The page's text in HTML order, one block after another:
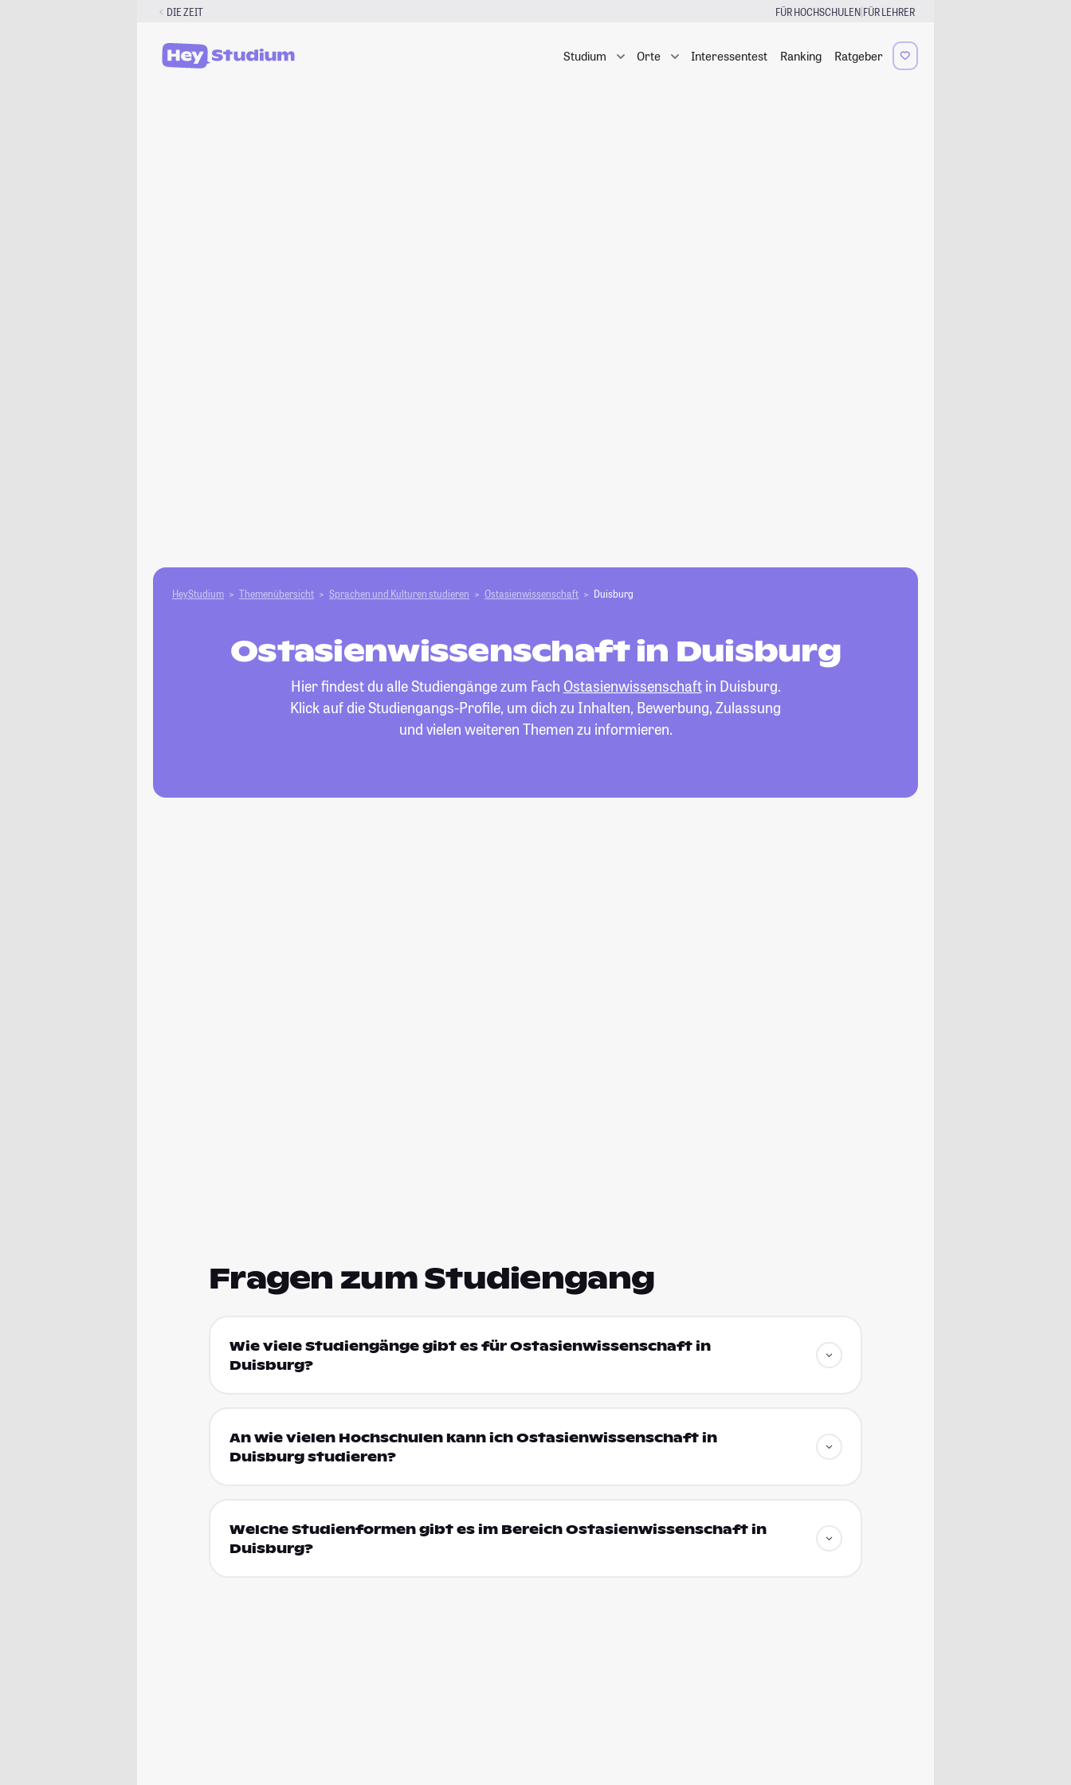
DIE ZEIT FÜR HOCHSCHULEN|FÜR LEHRER
Studium Orte Interessentest Ranking Ratgeber
HeyStudium Themenübersicht Sprachen und Kulturen studieren Ostasienwissenschaft Duisburg
Ostasienwissenschaft in Duisburg
Hier findest du alle Studiengänge zum Fach Ostasienwissenschaftin Duisburg.
Klick auf die Studiengangs-Profile, um dich zu Inhalten, Bewerbung, Zulassung
und vielen weiteren Themen zu informieren.
Fragen zum Studiengang
Wie viele Studiengänge gibt es für Ostasienwissenschaft in
Duisburg?
An wie vielen Hochschulen kann ich Ostasienwissenschaft in
Duisburg studieren?
Welche Studienformen gibt es im Bereich Ostasienwissenschaft in
Duisburg?